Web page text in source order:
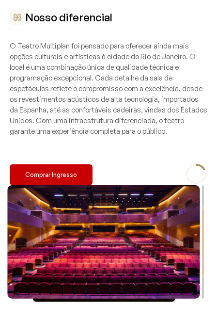
Nosso diferencial
O Teatro Multiplan foi pensado para oferecer ainda mais
opções culturais e artísticas à cidade do Rio de Janeiro. O
local é uma combinação única de qualidade técnica e
programação excepcional. Cada detalhe da sala de
espetáculos reflete o compromisso com a excelência, desde
os revestimentos acústicos de alta tecnologia, importados
da Espanha, até as confortáveis cadeiras, vindas dos Estados
Unidos. Com uma infraestrutura diferenciada, o teatro
garante uma experiência completa para o público.
Comprar Ingresso